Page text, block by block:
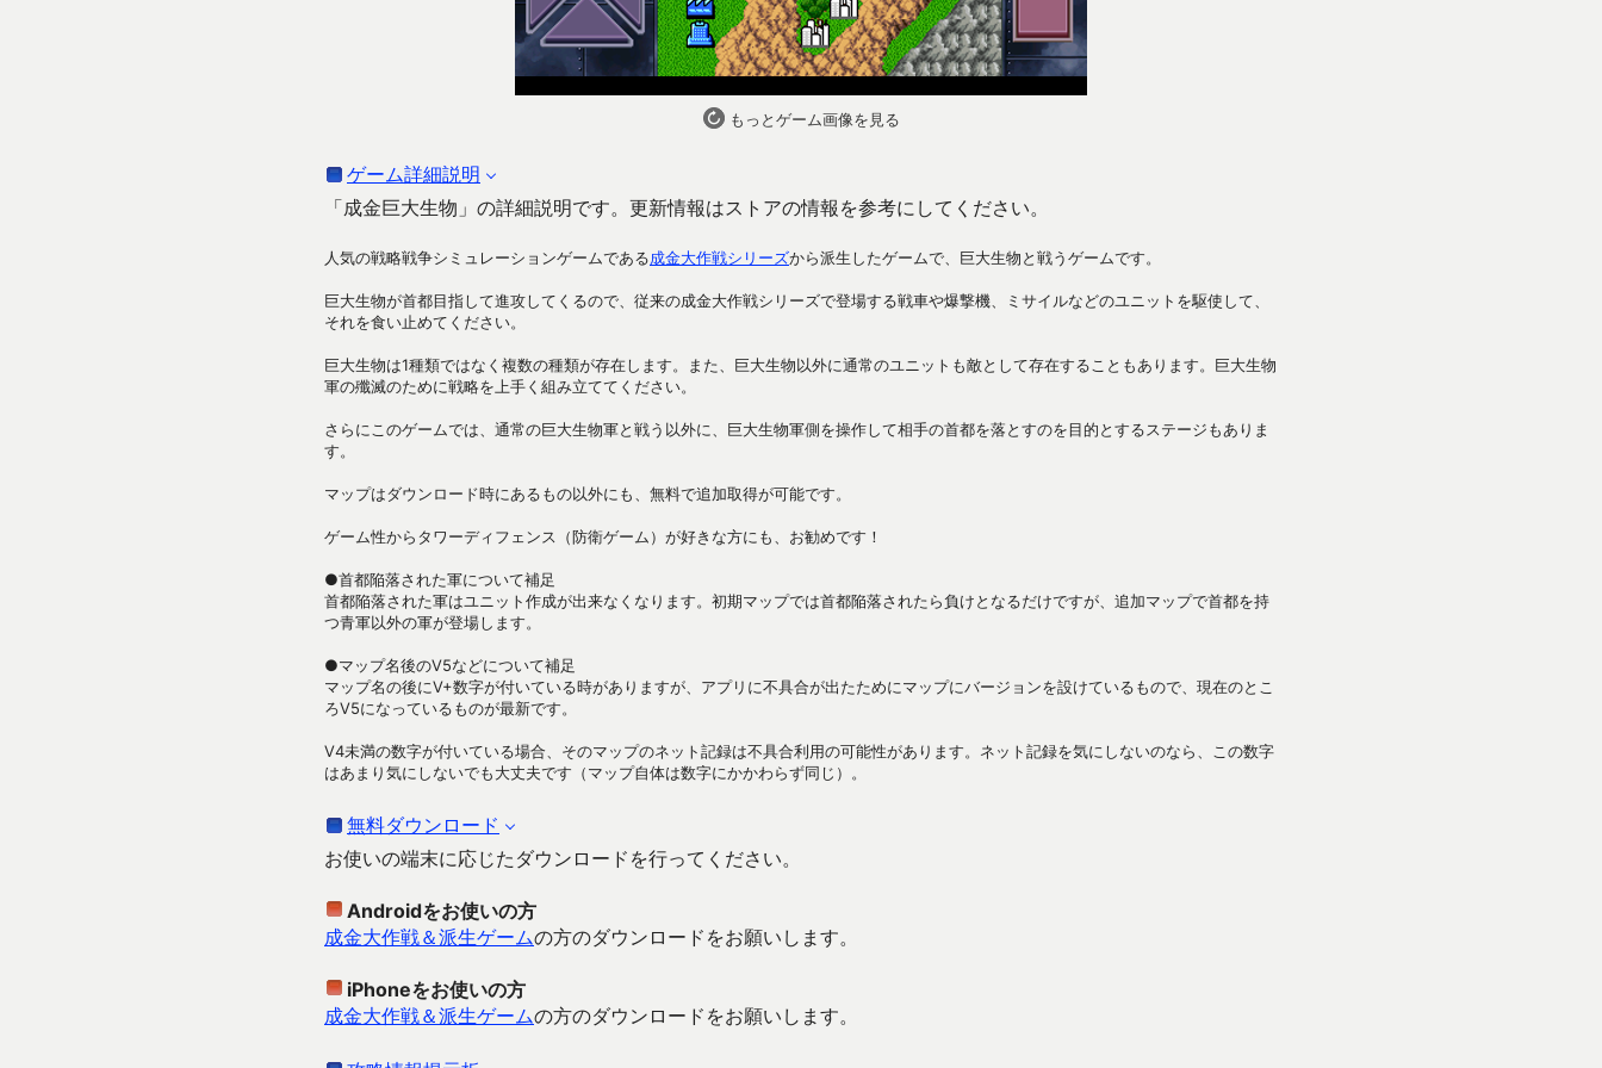
もっとゲーム画像を見る
ゲーム詳細説明
「成金巨大生物」の詳細説明です。更新情報はストアの情報を参考にしてください。
人気の戦略戦争シミュレーションゲームである成金大作戦シリーズから派生したゲームで、巨大生物と戦うゲームです。
巨大生物が首都目指して進攻してくるので、従来の成金大作戦シリーズで登場する戦車や爆撃機、ミサイルなどのユニットを駆使して、
それを食い止めてください。
巨大生物は1種類ではなく複数の種類が存在します。また、巨大生物以外に通常のユニットも敵として存在することもあります。巨大生物
軍の殲滅のために戦略を上手く組み立ててください。
さらにこのゲームでは、通常の巨大生物軍と戦う以外に、巨大生物軍側を操作して相手の首都を落とすのを目的とするステージもありま
す。
マップはダウンロード時にあるもの以外にも、無料で追加取得が可能です。
ゲーム性からタワーディフェンス（防衛ゲーム）が好きな方にも、お勧めです！
●首都陥落された軍について補足
首都陥落された軍はユニット作成が出来なくなります。初期マップでは首都陥落されたら負けとなるだけですが、追加マップで首都を持
つ青軍以外の軍が登場します。
●マップ名後のV5などについて補足
マップ名の後にV+数字が付いている時がありますが、アプリに不具合が出たためにマップにバージョンを設けているもので、現在のとこ
ろV5になっているものが最新です。
V4未満の数字が付いている場合、そのマップのネット記録は不具合利用の可能性があります。ネット記録を気にしないのなら、この数字
はあまり気にしないでも大丈夫です（マップ自体は数字にかかわらず同じ）。
無料ダウンロード
お使いの端末に応じたダウンロードを行ってください。
Androidをお使いの方
成金大作戦＆派生ゲームの方のダウンロードをお願いします。
iPhoneをお使いの方
成金大作戦＆派生ゲームの方のダウンロードをお願いします。